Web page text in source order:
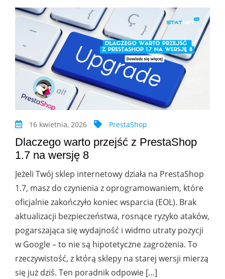
16 kwietnia, 2026 PrestaShop
Dlaczego warto przejść z PrestaShop
1.7 na wersję 8
Jeżeli Twój sklep internetowy działa na PrestaShop
1.7, masz do czynienia z oprogramowaniem, które
oficjalnie zakończyło koniec wsparcia (EOL). Brak
aktualizacji bezpieczeństwa, rosnące ryzyko ataków,
pogarszająca się wydajność i widmo utraty pozycji
w Google – to nie są hipotetyczne zagrożenia. To
rzeczywistość, z którą sklepy na starej wersji mierzą
się już dziś. Ten poradnik odpowie […]